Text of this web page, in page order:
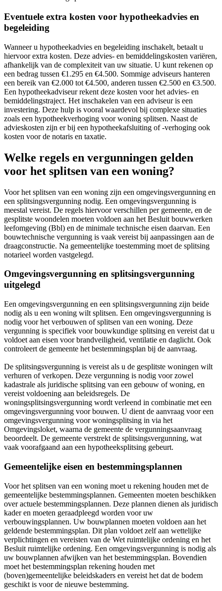
Eventuele extra kosten voor hypotheekadvies en
begeleiding
Wanneer u hypotheekadvies en begeleiding inschakelt, betaalt u
hiervoor extra kosten. Deze advies- en bemiddelingskosten variëren,
afhankelijk van de complexiteit van uw situatie. U kunt rekenen op
een bedrag tussen €1.295 en €4.500. Sommige adviseurs hanteren
een bereik van €2.000 tot €4.500, anderen tussen €2.500 en €3.500.
Een hypotheekadviseur rekent deze kosten voor het advies- en
bemiddelingstraject. Het inschakelen van een adviseur is een
investering. Deze hulp is vooral waardevol bij complexe situaties
zoals een hypotheekverhoging voor woning splitsen. Naast de
advieskosten zijn er bij een hypotheekafsluiting of -verhoging ook
kosten voor de notaris en taxatie.
Welke regels en vergunningen gelden
voor het splitsen van een woning?
Voor het splitsen van een woning zijn een omgevingsvergunning en
een splitsingsvergunning nodig. Een omgevingsvergunning is
meestal vereist. De regels hiervoor verschillen per gemeente, en de
gesplitste woondelen moeten voldoen aan het Besluit bouwwerken
leefomgeving (Bbl) en de minimale technische eisen daarvan. Een
bouwtechnische vergunning is vaak vereist bij aanpassingen aan de
draagconstructie. Na gemeentelijke toestemming moet de splitsing
notarieel worden vastgelegd.
Omgevingsvergunning en splitsingsvergunning
uitgelegd
Een omgevingsvergunning en een splitsingsvergunning zijn beide
nodig als u een woning wilt splitsen. Een omgevingsvergunning is
nodig voor het verbouwen of splitsen van een woning. Deze
vergunning is specifiek voor bouwkundige splitsing en vereist dat u
voldoet aan eisen voor brandveiligheid, ventilatie en daglicht. Ook
controleert de gemeente het bestemmingsplan bij de aanvraag.
De splitsingsvergunning is vereist als u de gesplitste woningen wilt
verhuren of verkopen. Deze vergunning is nodig voor zowel
kadastrale als juridische splitsing van een gebouw of woning, en
vereist voldoening aan beleidsregels. De
woningsplitsingsvergunning wordt verleend in combinatie met een
omgevingsvergunning voor bouwen. U dient de aanvraag voor een
omgevingsvergunning voor woningsplitsing in via het
Omgevingsloket, waarna de gemeente de vergunningsaanvraag
beoordeelt. De gemeente verstrekt de splitsingsvergunning, wat
vaak voorafgaand aan een hypotheeksplitsing gebeurt.
Gemeentelijke eisen en bestemmingsplannen
Voor het splitsen van een woning moet u rekening houden met de
gemeentelijke bestemmingsplannen. Gemeenten moeten beschikken
over actuele bestemmingsplannen. Deze plannen dienen als juridisch
kader en moeten geraadpleegd worden voor uw
verbouwingsplannen. Uw bouwplannen moeten voldoen aan het
geldende bestemmingsplan. Dit plan voldoet zelf aan wettelijke
verplichtingen en vereisten van de Wet ruimtelijke ordening en het
Besluit ruimtelijke ordening. Een omgevingsvergunning is nodig als
uw bouwplannen afwijken van het bestemmingsplan. Bovendien
moet het bestemmingsplan rekening houden met
(boven)gemeentelijke beleidskaders en vereist het dat de bodem
geschikt is voor de nieuwe bestemming.